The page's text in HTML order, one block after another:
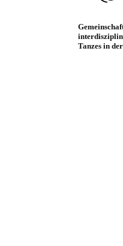
Tanzes in